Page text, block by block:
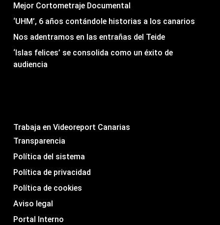
Mejor Cortometraje Documental
‘UHM’, 6 años contándole historias a los canarios
Nos adentramos en las entrañas del Teide
‘Islas felices’ se consolida como un éxito de
audiencia
Trabaja en Videoreport Canarias
Transparencia
Política del sistema
Política de privacidad
Política de cookies
Aviso legal
Portal Interno